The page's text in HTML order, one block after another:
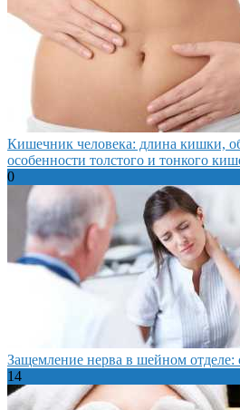
Кишечник человека: длина кишки,
особенности толстого и тонкого
0
Защемление нерва в шейном
14